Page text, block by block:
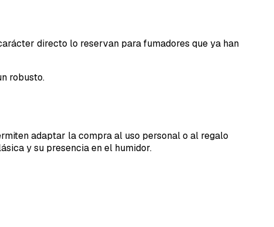
directo lo reservan para fumadores que ya han
robusto.
adaptar la compra al uso personal o al regalo
y su presencia en el humidor.